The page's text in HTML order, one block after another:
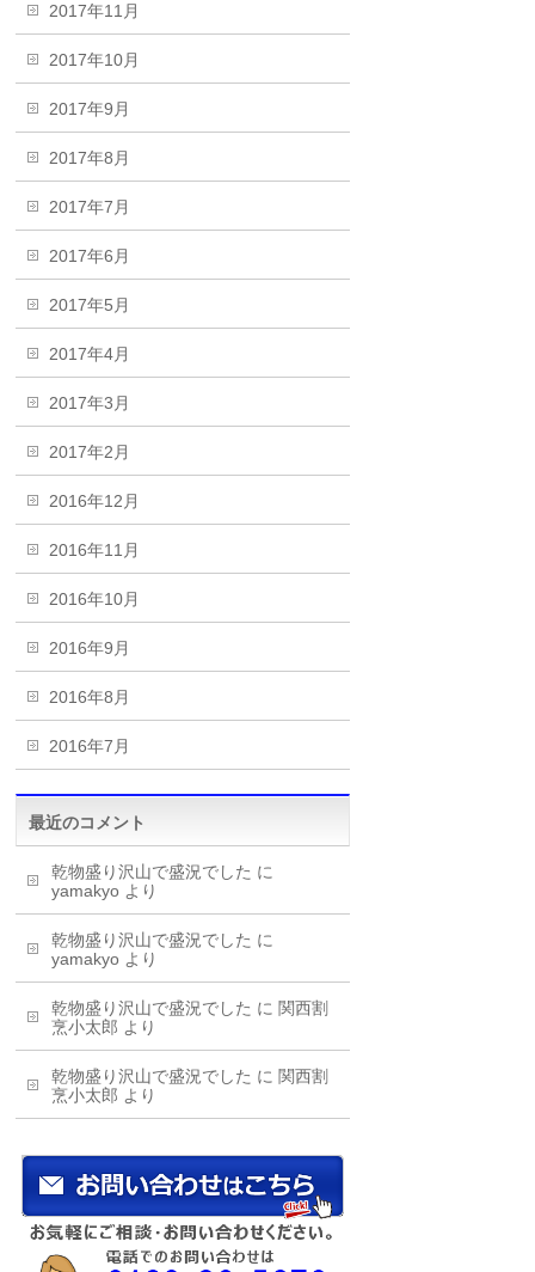
2017年11月
2017年10月
2017年9月
2017年8月
2017年7月
2017年6月
2017年5月
2017年4月
2017年3月
2017年2月
2016年12月
2016年11月
2016年10月
2016年9月
2016年8月
2016年7月
最近のコメント
乾物盛り沢山で盛況でした に
yamakyo より
乾物盛り沢山で盛況でした に
yamakyo より
乾物盛り沢山で盛況でした に 関西割
烹小太郎 より
乾物盛り沢山で盛況でした に 関西割
烹小太郎 より